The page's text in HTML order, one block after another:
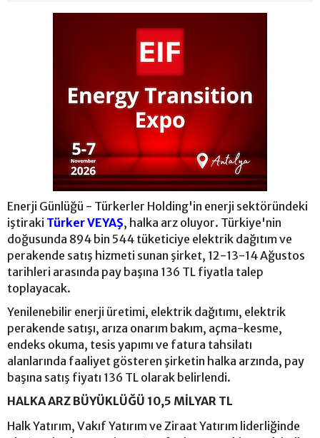
Enerji Günlüğü - Türkerler Holding'in enerji sektöründeki
iştiraki Türker VEYAŞ, halka arz oluyor. Türkiye'nin
doğusunda 894 bin 544 tüketiciye elektrik dağıtım ve
perakende satış hizmeti sunan şirket, 12-13-14 Ağustos
tarihleri arasında pay başına 136 TL fiyatla talep
toplayacak.
Yenilenebilir enerji üretimi, elektrik dağıtımı, elektrik
perakende satışı, arıza onarım bakım, açma-kesme,
endeks okuma, tesis yapımı ve fatura tahsilatı
alanlarında faaliyet gösteren şirketin halka arzında, pay
başına satış fiyatı 136 TL olarak belirlendi.
HALKA ARZ BÜYÜKLÜĞÜ 10,5 MİLYAR TL
Halk Yatırım, Vakıf Yatırım ve Ziraat Yatırım liderliğinde